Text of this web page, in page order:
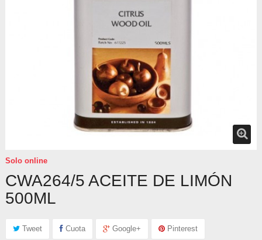
Solo online
CWA264/5 ACEITE DE LIMÓN
500ML
Tweet Cuota Google+ Pinterest